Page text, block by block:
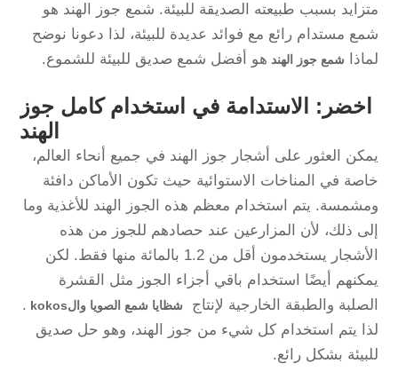
متزايد بسبب طبيعته الصديقة للبيئة. شمع جوز الهند هو
شمع مستدام رائع مع فوائد عديدة للبيئة، لذا دعونا نوضح
لماذا
شمع جوز الهند هو أفضل شمع صديق للبيئة للشموع.
اخضر: الاستدامة في استخدام كامل جوز
الهند
يمكن العثور على أشجار جوز الهند في جميع أنحاء العالم،
خاصة في المناخات الاستوائية حيث تكون الأماكن دافئة
ومشمسة. يتم استخدام معظم هذه الجوز الهند للأغذية وما
إلى ذلك، لأن المزارعين عند حصادهم للجوز من هذه
الأشجار يستخدمون أقل من 1.2 بالمائة منها فقط. لكن
يمكنهم أيضًا استخدام باقي أجزاء الجوز مثل القشرة
الصلبة والطبقة الخارجية لإنتاج
شظايا شمع الصويا والkokos
.
لذا يتم استخدام كل شيء من جوز الهند، وهو حل صديق
للبيئة بشكل رائع.